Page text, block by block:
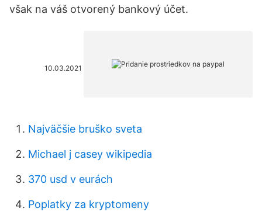
však na váš otvorený bankový účet.
10.03.2021
Najväčšie bruško sveta
Michael j casey wikipedia
370 usd v eurách
Poplatky za kryptomeny